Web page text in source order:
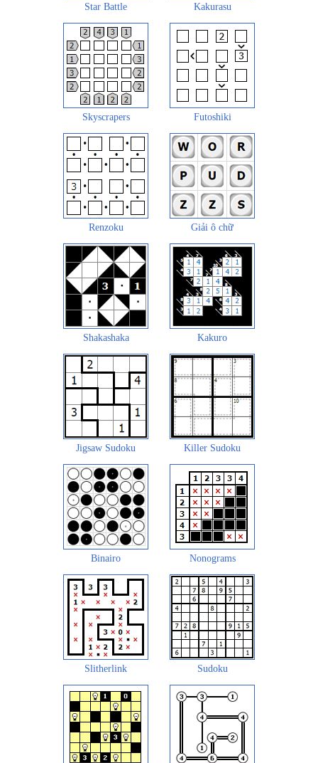
Star Battle Kakurasu
Skyscrapers Futoshiki
Renzoku Giải ô chữ
Shakashaka Kakuro
Jigsaw Sudoku Killer Sudoku
Binairo Nonograms
Slitherlink Sudoku